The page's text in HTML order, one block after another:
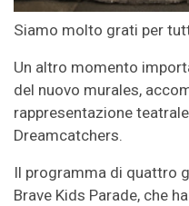
Siamo molto grati per
Un altro momento
del nuovo murales,
rappresentazione
Dreamcatchers.
Il programma di quattro
Brave Kids Parade, che